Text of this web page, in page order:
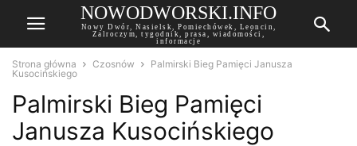
NOWODWORSKI.INFO
Nowy Dwór, Nasielsk, Pomiechówek, Leoncin,
Zalroczym, tygodnik, prasa, wiadomości,
informacje
Strona główna Czosnów
Palmirski Bieg Pamięci Janusza
Kusocińskiego
Palmirski Bieg Pamięci
Janusza Kusocińskiego